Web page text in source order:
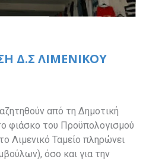
Δ.Σ ΛΙΜΕΝΙΚΟΥ
από τη Δημοτική
φιάσκο του Προϋπολογισμού
Λιμενικό Ταμείο πληρώνει
όσο και για την